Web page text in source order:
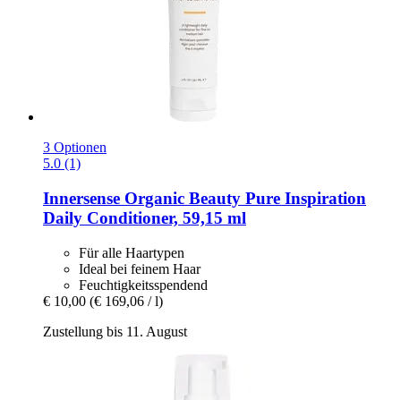
3 Optionen
5.0 (1)
Innersense Organic Beauty Pure Inspiration
Daily Conditioner, 59,15 ml
Für alle Haartypen
Ideal bei feinem Haar
Feuchtigkeitsspendend
€ 10,00 (€ 169,06 / l)
Zustellung bis 11. August